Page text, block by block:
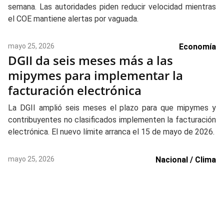
semana. Las autoridades piden reducir velocidad mientras
el COE mantiene alertas por vaguada.
mayo 25, 2026 Economía
DGII da seis meses más a las
mipymes para implementar la
facturación electrónica
La DGII amplió seis meses el plazo para que mipymes y
contribuyentes no clasificados implementen la facturación
electrónica. El nuevo límite arranca el 15 de mayo de 2026.
mayo 25, 2026 Nacional / Clima